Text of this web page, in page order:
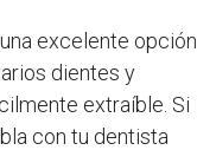
excelente opción
dientes y
extraíble. Si
con tu dentista